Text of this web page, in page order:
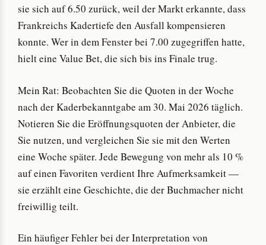
sie sich auf 6.50 zurück, weil der Markt erkannte, dass
Frankreichs Kadertiefe den Ausfall kompensieren
konnte. Wer in dem Fenster bei 7.00 zugegriffen hatte,
hielt eine Value Bet, die sich bis ins Finale trug.
Mein Rat: Beobachten Sie die Quoten in der Woche
nach der Kaderbekanntgabe am 30. Mai 2026 täglich.
Notieren Sie die Eröffnungsquoten der Anbieter, die
Sie nutzen, und vergleichen Sie sie mit den Werten
eine Woche später. Jede Bewegung von mehr als 10 %
auf einen Favoriten verdient Ihre Aufmerksamkeit —
sie erzählt eine Geschichte, die der Buchmacher nicht
freiwillig teilt.
Ein häufiger Fehler bei der Interpretation von